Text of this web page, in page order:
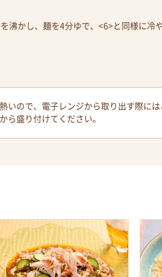
沸かし、麺を4分ゆで、<6>と同様に冷や
いので、電子レンジから取り出す際に
ら盛り付けてください。